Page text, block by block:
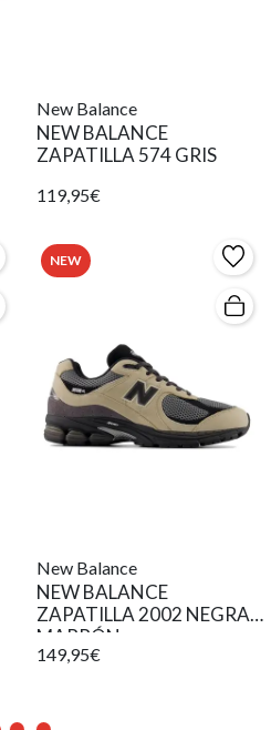
New Balance
NEW BALANCE
ZAPATILLA 574 GRIS
119,95€
NEW
New Balance
NEW BALANCE
ZAPATILLA 2002 NEGRA
MARRÓN
149,95€